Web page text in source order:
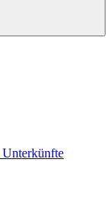
Unterkünfte